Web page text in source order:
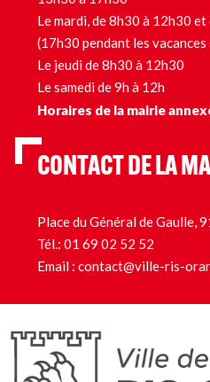
Le mardi, de 8h30 à 12h30
(17h30 pendant les
Le jeudi de 8h30 à 12h30
Le samedi de 9h à 12h
Horaires de la mairie
CONTACT DE LA
Place du Général de Gaulle,
Tél.: 01 69 02 52 52
Email : contact@ville-ris-